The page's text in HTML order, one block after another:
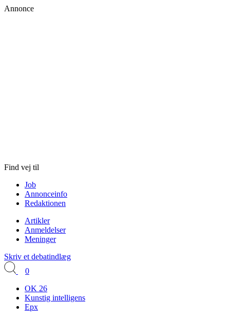
Annonce
Find vej til
Job
Annonceinfo
Redaktionen
Artikler
Anmeldelser
Meninger
Skriv et debatindlæg
0
OK 26
Kunstig intelligens
Epx